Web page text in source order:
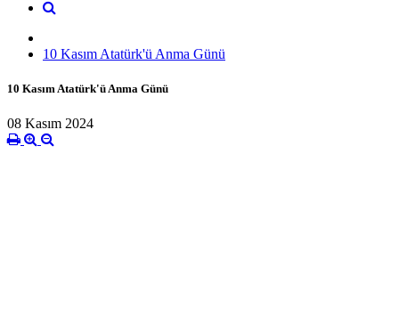
10 Kasım Atatürk'ü Anma Günü
10 Kasım Atatürk'ü Anma Günü
08 Kasım 2024